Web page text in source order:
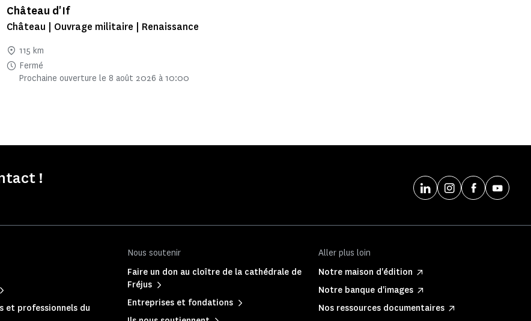
Château d'If
Château | Ouvrage militaire | Renaissance
115 km
Fermé
Prochaine ouverture le 8 août 2026 à 10:00
!
et professionnels du
Nous soutenir
Faire un don au cloître de la cathédrale de
Fréjus
Entreprises et fondations
Aller plus loin
Notre maison d'édition
Notre banque d'images
Nos ressources documentaires